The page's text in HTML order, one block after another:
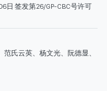
日 签发第26/GP-CBC号许可
氏云英、杨文光、阮德显、